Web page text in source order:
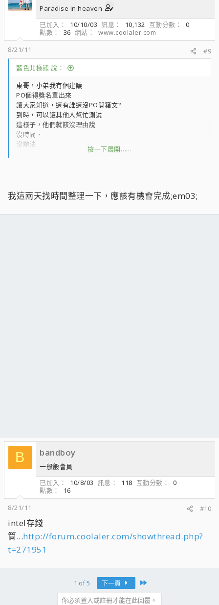
Paradise in heaven
已加入
10/10/03 訊息 10,132 互動分數
0
點數
36 網站
www.coolaler.com
8/21/11
#9
藍色北極熊 說：
東哥，小弟我有個建議
PO個得獎名單出來
讓大家知道，還有誰還沒PO開箱文?
到時，可以讓其他人幫忙測試
這樣子，他們就該沒理由說
沒時間、
沒辦法
按一下展開……
我這兩天找時間整理一下，應該有機會完成;em03;
B bandboy
一般般會員
已加入
10/8/03 訊息 118 互動分數
0
點數
16
8/21/11
#10
intel存錢
筒...http://forum.coolaler.com/showthread.php?
t=271951
1 of 5 下一頁
你必須登入或註冊才能在此回覆。